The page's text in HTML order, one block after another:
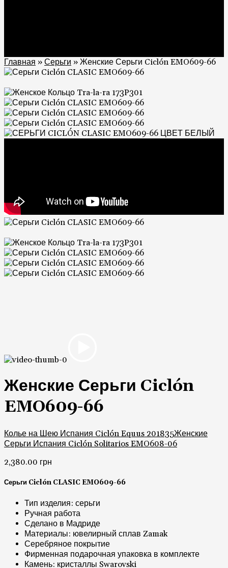
Главная » Серьги » Женские Серьги Ciclón EMO609-66
EMO609-66
Колье на Шею Испания Ciclón Equus 201835Женские
Серьги Испания Ciclón Solitarios EMO608-06
Серьги Ciclón CLASIC EMO609-66
Тип изделия: серьги
Сделано в Мадриде
Серебряное покрытие
Фирменная подарочная упаковка в комплекте
Камень: кристаллы Swarovski
Модель серёжек:
Длина: 2,5 см.
Вес: 8.00 гр.